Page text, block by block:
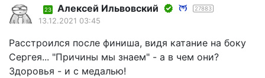
23 Алексей Ильвовский 27883
13.12.2021 03:45
Расстроился после финиша, видя катание на боку
Сергея... "Причины мы знаем" - а в чем они?
Здоровья - и с медалью!